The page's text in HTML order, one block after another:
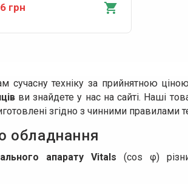
грн
сучасну техніку за прийнятною
ви знайдете у нас на сайті. Наші
згідно з чинними правилами
обладнання
апарату Vitals (cos φ)